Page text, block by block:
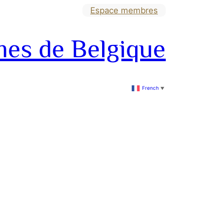
Espace membres
de Belgique
French ▼